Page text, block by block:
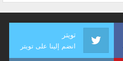
تويتر
انضم إلينا على تويتر